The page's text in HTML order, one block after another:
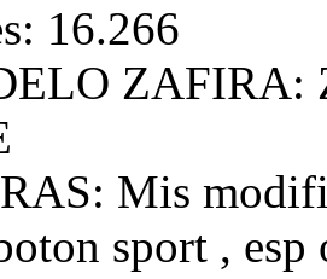
16.266
ZAFIRA:
Mis
sport , esp